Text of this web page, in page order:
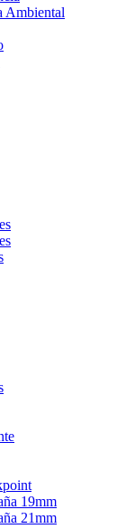
Ambiental
19mm
21mm